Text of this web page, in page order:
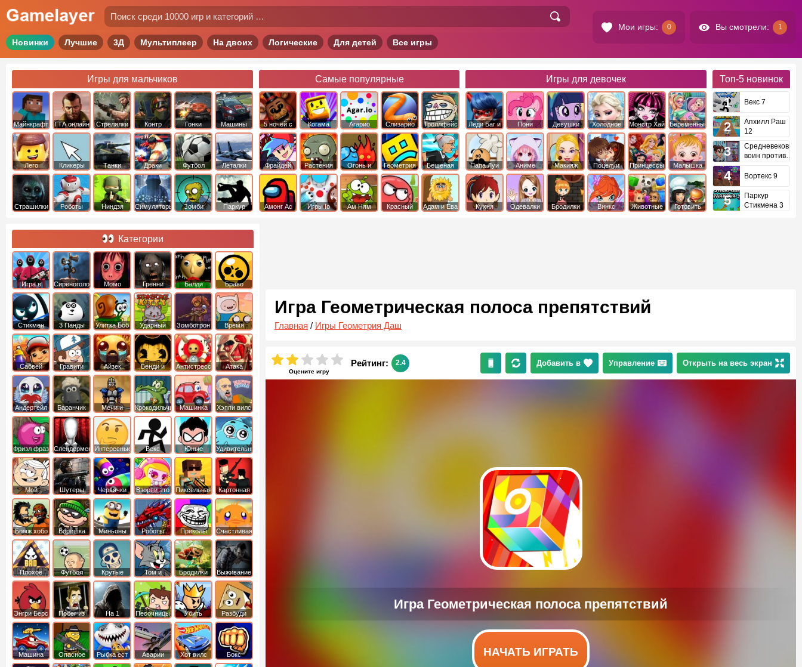
Мои игры: 0 Вы смотрели: 1
Новинки Лучшие 3Д Мультиплеер На двоих Логические Для детей Все игры
Игры для мальчиков
Майнкрафт ГТА онлайн Стрелялки
Контр
Страйк
Гонки Машины
Лего Кликеры Танки Драки Футбол Леталки
Страшилки Роботы Ниндзя Симуляторы Зомби Паркур
Самые популярные
5 ночей с
фредди
Когама Агарио Слизарио
Троллфейс
квест
Фрайдей
Найт
Фанкин
Растения
против
Зомби
Огонь и
Вода
Геометрия
Даш
Бешеная
бабка
сбежала из
психушки
Амонг Ас Игры Io Ам Ням
Красный
Адам и Ева
Игры для девочек
Леди Баг и
Супер Кот
Пони
Дружба это
Девушки
Эквестрии
Холодное
Сердце
Монстр Хай Беременные
Папа Луи Аниме Макияж Поцелуи
Принцессы
Диснея
Малышка
Хейзел
Кухня
Одевалки Бродилки Винкс Животные
Готовить
Топ-5 новинок
Векс 7
Апхилл Раш
12
Средневековый
воин против
Вортекс 9
Паркур
Стикмена 3
Игра Геометрическая полоса препятствий
Главная / Игры Геометрия Даш
Оцените игру
Рейтинг: 2.4 Добавить в Управление Открыть на весь экран
НАЧАТЬ ИГРАТЬ
Категории
Игра в
Кальмара
Сиреноголовый Момо Гренни Балди
Браво
Старс
Стикмен 3 Панды Улитка Боб
Ударный
отряд котят
Зомботрон
Время
Приключений
Сабвей
Серф
Гравити
Фолз
Айзек
Бенди и
Чернильная
машина
Антистресс
Атака
Титанов
Андертейл
Баранчик
Шон
Мечи и
Сандали
Крокодильчик
Свомпи
Машинка
Вилли
Хэппи вилс
Фризл фраз Слендермен Интересные Векс
Юные
титаны
вперед
Удивительный
мир
Гамбола
Мой
шумный
дом
Шутеры Червячки Взорви это
Пиксельная
война
Картонная
башка
Бомж хобо
Воришка
боб
Миньоны
Роботы
динозавры
Приколы
Счастливая
обезьянка
Плохое
мороженое
Футбол
головами
Крутые
Том и
джерри
Бродилки
Приключения
Выживание
Энгри Берс
Побег из
тюрьмы
На 1 Песочницы
Убить
короля
Разбуди
коробку
Машина
ест
Опасное
оружие
Рыбка ест
рыбку
Аварии
машин
Хот вилс Бокс